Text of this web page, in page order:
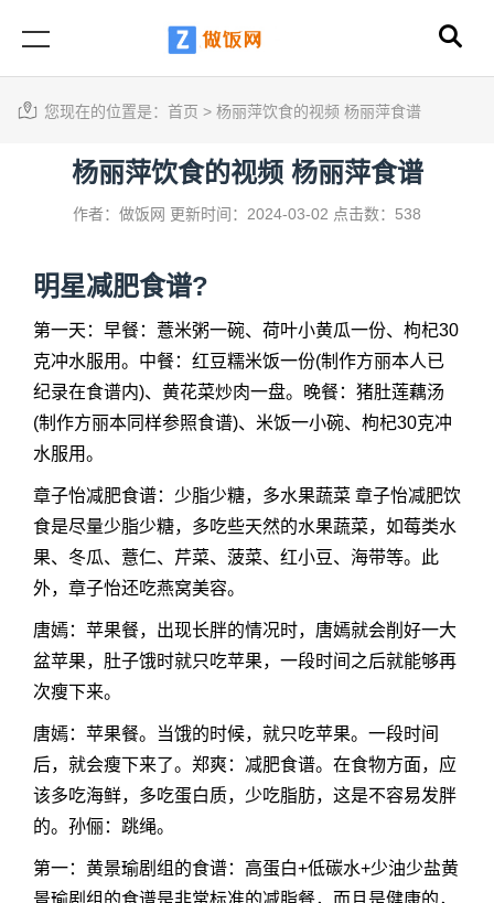
您现在的位置是： 首页 > 杨丽萍饮食的视频 杨丽萍食谱
杨丽萍饮食的视频 杨丽萍食谱
作者：做饭网 更新时间：2024-03-02 点击数：538
明星减肥食谱?
第一天：早餐：薏米粥一碗、荷叶小黄瓜一份、枸杞30
克冲水服用。中餐：红豆糯米饭一份(制作方丽本人已
纪录在食谱内)、黄花菜炒肉一盘。晚餐：猪肚莲藕汤
(制作方丽本同样参照食谱)、米饭一小碗、枸杞30克冲
水服用。
章子怡减肥食谱：少脂少糖，多水果蔬菜 章子怡减肥饮
食是尽量少脂少糖，多吃些天然的水果蔬菜，如莓类水
果、冬瓜、薏仁、芹菜、菠菜、红小豆、海带等。此
外，章子怡还吃燕窝美容。
唐嫣：苹果餐，出现长胖的情况时，唐嫣就会削好一大
盆苹果，肚子饿时就只吃苹果，一段时间之后就能够再
次瘦下来。
唐嫣：苹果餐。当饿的时候，就只吃苹果。一段时间
后，就会瘦下来了。郑爽：减肥食谱。在食物方面，应
该多吃海鲜，多吃蛋白质，少吃脂肪，这是不容易发胖
的。孙俪：跳绳。
第一：黄景瑜剧组的食谱：高蛋白+低碳水+少油少盐黄
景瑜剧组的食谱是非常标准的减脂餐，而且是健康的，